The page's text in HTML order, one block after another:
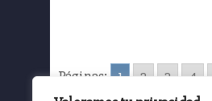
Páginas: 1 2 3 4